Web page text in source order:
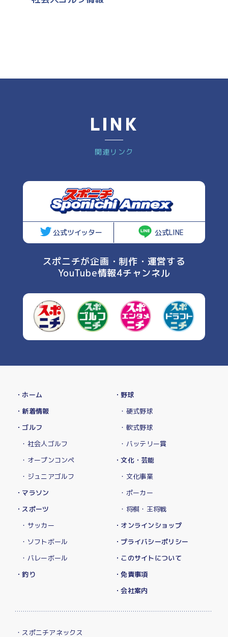
LINK
関連リンク
公式ツイッター 公式LINE
スポニチが企画・制作・運営する
YouTube情報4チャンネル
・ホーム
・新着情報
・ゴルフ
・社会人ゴルフ
・オープンコンペ
・ジュニアゴルフ
・マラソン
・スポーツ
・サッカー
・ソフトボール
・バレーボール
・釣り
・野球
・硬式野球
・軟式野球
・バッテリー賞
・文化・芸能
・文化事業
・ポーカー
・将棋・王将戦
・オンラインショップ
・プライバシーポリシー
・このサイトについて
・免責事項
・会社案内
・スポニチアネックス